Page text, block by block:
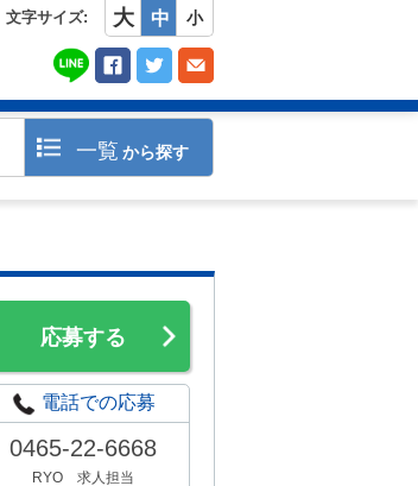
文字サイズ: 大 中 小
一覧 から探す
応募する
電話での応募
0465-22-6668
RYO 求人担当